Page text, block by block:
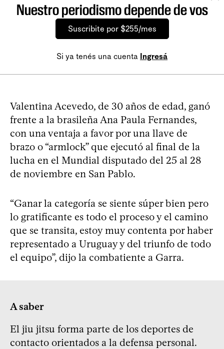
Nuestro periodismo depende de vos
Suscribite por $255/mes
Si ya tenés una cuenta Ingresá
Valentina Acevedo, de 30 años de edad, ganó
frente a la brasileña Ana Paula Fernandes,
con una ventaja a favor por una llave de
brazo o “armlock” que ejecutó al final de la
lucha en el Mundial disputado del 25 al 28
de noviembre en San Pablo.
“Ganar la categoría se siente súper bien pero
lo gratificante es todo el proceso y el camino
que se transita, estoy muy contenta por haber
representado a Uruguay y del triunfo de todo
el equipo”, dijo la combatiente a Garra.
A saber
El jiu jitsu forma parte de los deportes de
contacto orientados a la defensa personal.